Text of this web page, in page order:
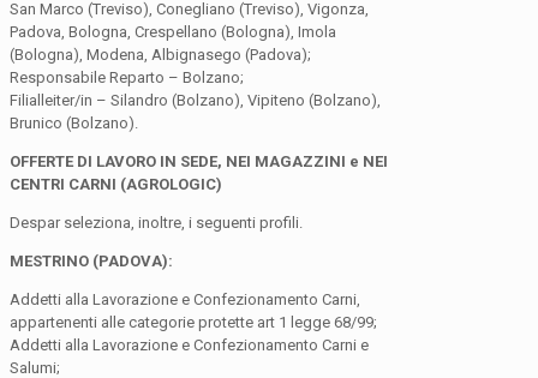
San Marco (Treviso), Conegliano (Treviso), Vigonza,
Padova, Bologna, Crespellano (Bologna), Imola
(Bologna), Modena, Albignasego (Padova);
Responsabile Reparto – Bolzano;
Filialleiter/in – Silandro (Bolzano), Vipiteno (Bolzano),
Brunico (Bolzano).
OFFERTE DI LAVORO IN SEDE, NEI MAGAZZINI e NEI
CENTRI CARNI (AGROLOGIC)
Despar seleziona, inoltre, i seguenti profili.
MESTRINO (PADOVA):
Addetti alla Lavorazione e Confezionamento Carni,
appartenenti alle categorie protette art 1 legge 68/99;
Addetti alla Lavorazione e Confezionamento Carni e
Salumi;